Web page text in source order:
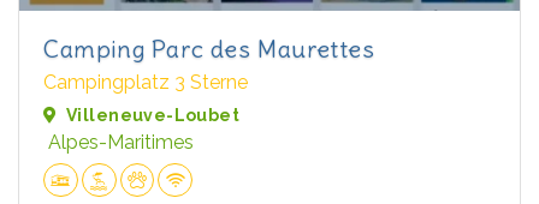
Camping Parc des Maurettes
Campingplatz 3 Sterne
Villeneuve-Loubet
Alpes-Maritimes